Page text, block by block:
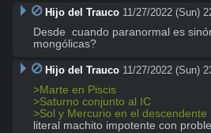
Hijo del Trauco 11/27/2022 (Sun)
Desde  cuando paranormal es
mongólicas?
Hijo del Trauco 11/27/2022 (Sun)
>Marte en Piscis
>Saturno conjunto al IC
>Sol y Mercurio en el descendente
literal machito impotente con